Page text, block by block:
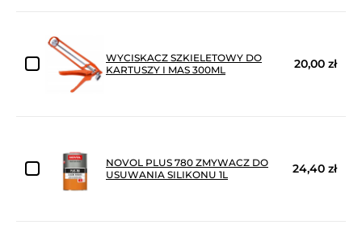
WYCISKACZ SZKIELETOWY DO
KARTUSZY I MAS 300ML
20,00 zł
NOVOL PLUS 780 ZMYWACZ DO
USUWANIA SILIKONU 1L
24,40 zł